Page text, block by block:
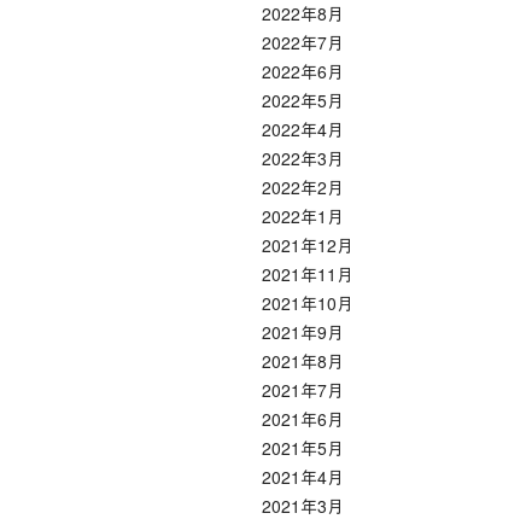
2022年8月
2022年7月
2022年6月
2022年5月
2022年4月
2022年3月
2022年2月
2022年1月
2021年12月
2021年11月
2021年10月
2021年9月
2021年8月
2021年7月
2021年6月
2021年5月
2021年4月
2021年3月